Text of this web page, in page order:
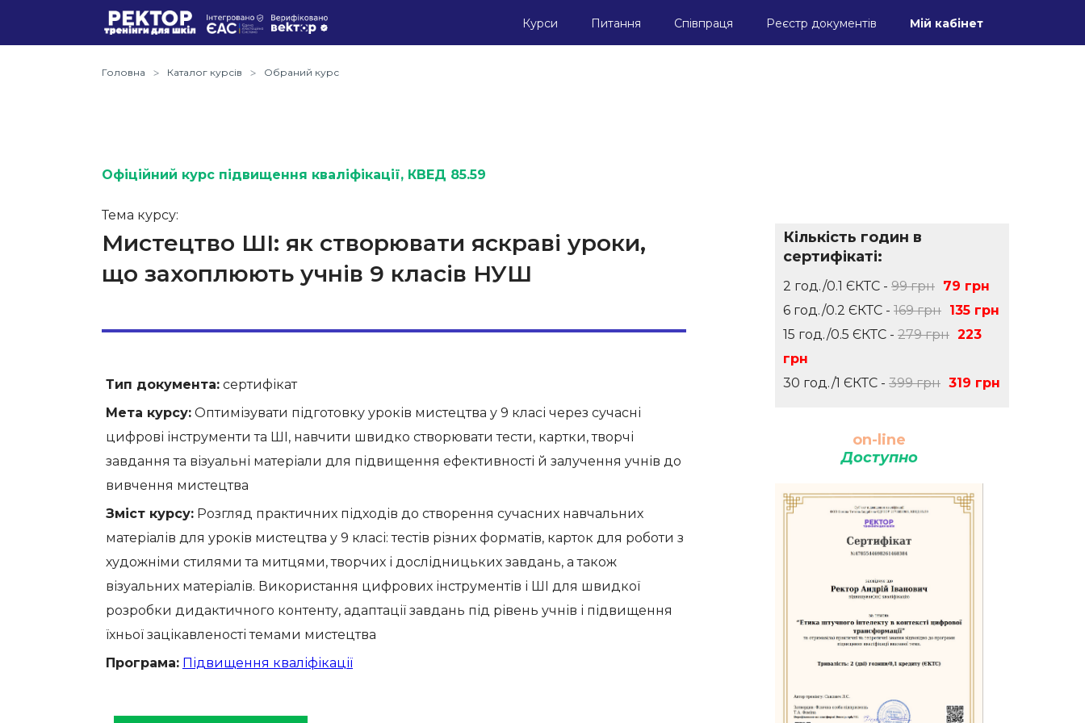
Курси Питання Співпраця Реєстр документів Мій кабінет
Головна Каталог курсів Обраний курс
Офіційний курс підвищення кваліфікації, КВЕД 85.59
Тема курсу:
Мистецтво ШІ: як створювати яскраві уроки,
що захоплюють учнів 9 класів НУШ
Тип документа: сертифікат
Мета курсу: Оптимізувати підготовку уроків мистецтва у 9 класі через сучасні
цифрові інструменти та ШІ, навчити швидко створювати тести, картки, творчі
завдання та візуальні матеріали для підвищення ефективності й залучення учнів до
вивчення мистецтва
Зміст курсу: Розгляд практичних підходів до створення сучасних навчальних
матеріалів для уроків мистецтва у 9 класі: тестів різних форматів, карток для роботи з
художніми стилями та митцями, творчих і дослідницьких завдань, а також
візуальних матеріалів. Використання цифрових інструментів і ШІ для швидкої
розробки дидактичного контенту, адаптації завдань під рівень учнів і підвищення
їхньої зацікавленості темами мистецтва
Програма: Підвищення кваліфікації
Кількість годин в
сертифікаті:
2 год./0.1 ЄКТС - 99 грн 79 грн
6 год./0.2 ЄКТС - 169 грн 135 грн
15 год./0.5 ЄКТС - 279 грн 223
грн
30 год./1 ЄКТС - 399 грн 319 грн
on-line
Доступно